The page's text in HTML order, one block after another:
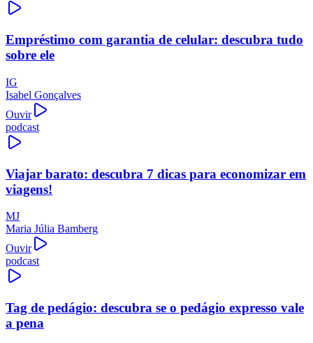
Empréstimo com garantia de celular: descubra tudo
sobre ele
IG
Isabel Gonçalves
Ouvir
podcast
Viajar barato: descubra 7 dicas para economizar em
viagens!
MJ
Maria Júlia Bamberg
Ouvir
podcast
Tag de pedágio: descubra se o pedágio expresso vale
a pena